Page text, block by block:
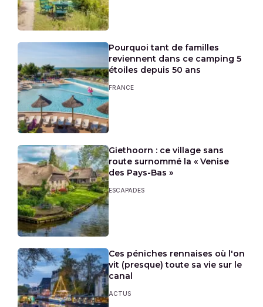
Pourquoi tant de familles
reviennent dans ce camping 5
étoiles depuis 50 ans
FRANCE
Giethoorn : ce village sans
route surnommé la « Venise
des Pays-Bas »
ESCAPADES
Ces péniches rennaises où l'on
vit (presque) toute sa vie sur le
canal
ACTUS